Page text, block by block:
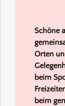
Schöne
Orten
beim
beim